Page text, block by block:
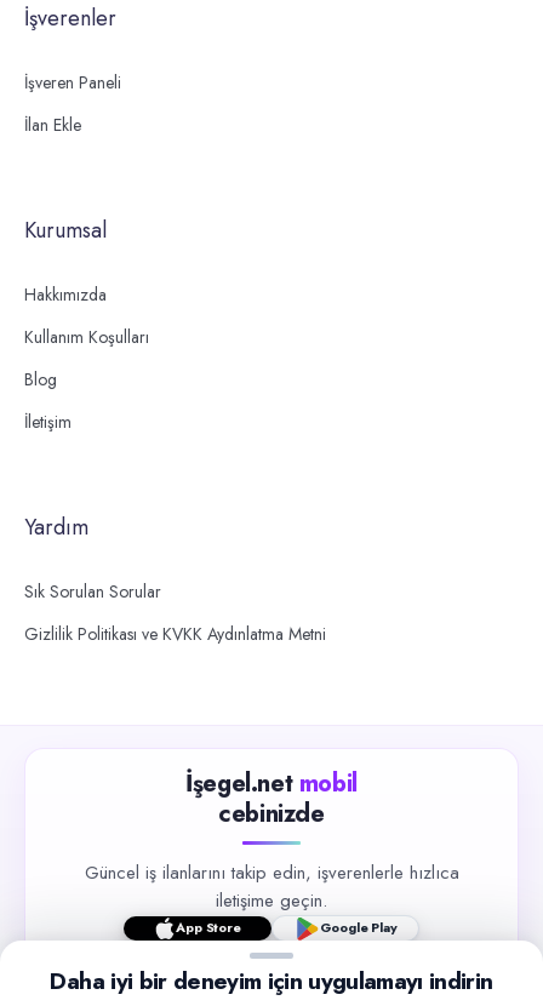
İşverenler
İşveren Paneli
İlan Ekle
Kurumsal
Hakkımızda
Kullanım Koşulları
Blog
İletişim
Yardım
Sık Sorulan Sorular
Gizlilik Politikası ve KVKK Aydınlatma Metni
İşegel.net mobil
cebinizde
Güncel iş ilanlarını takip edin, işverenlerle hızlıca
iletişime geçin.
App Store Google Play
Daha iyi bir deneyim için uygulamayı indirin